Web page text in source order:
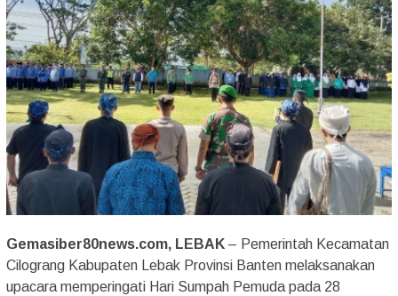
Gemasiber80news.com, LEBAK – Pemerintah Kecamatan
Cilograng Kabupaten Lebak Provinsi Banten melaksanakan
upacara memperingati Hari Sumpah Pemuda pada 28